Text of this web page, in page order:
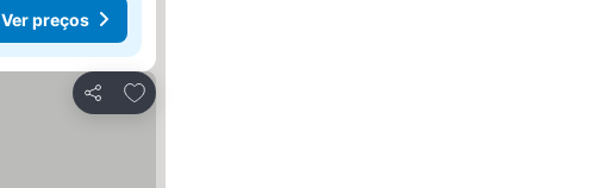
Ver preços
Partilhar
Adicionar aos favoritos